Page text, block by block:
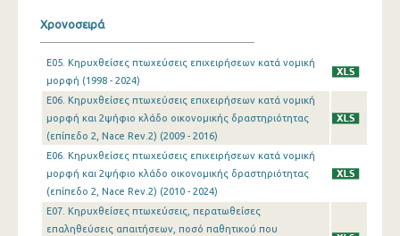
Χρονοσειρά
E05. Κηρυχθείσες πτωχεύσεις επιχειρήσεων κατά νομική
μορφή (1998 - 2024)
Ε06. Κηρυχθείσες πτωχεύσεις επιχειρήσεων κατά νομική
μορφή και 2ψήφιο κλάδο οικονομικής δραστηριότητας
(επίπεδο 2, Nace Rev.2) (2009 - 2016)
Ε06. Κηρυχθείσες πτωχεύσεις επιχειρήσεων κατά νομική
μορφή και 2ψήφιο κλάδο οικονομικής δραστηριότητας
(επίπεδο 2, Nace Rev.2) (2010 - 2024)
Ε07. Κηρυχθείσες πτωχεύσεις, περατωθείσες
επαληθεύσεις απαιτήσεων, ποσό παθητικού που